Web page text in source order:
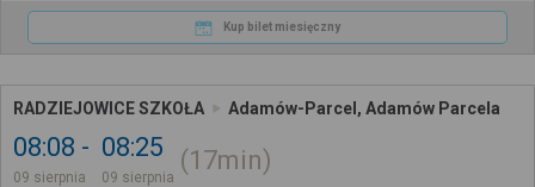
Kup bilet miesięczny
RADZIEJOWICE SZKOŁA Adamów-Parcel, Adamów Parcela
08:08
09 sierpnia
08:25
09 sierpnia
17min